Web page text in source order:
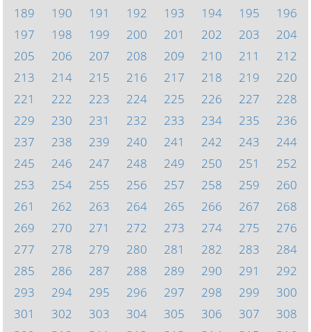
189
190 191 192 193 194 195
196
197
198 199 200 201 202 203
204
205
206 207 208 209 210 211
212
213
214 215 216 217 218 219
220
221
222 223 224 225 226 227
228
229
230 231 232 233 234 235
236
237
238 239 240 241 242 243
244
245
246 247 248 249 250 251
252
253
254 255 256 257 258 259
260
261
262 263 264 265 266 267
268
269
270 271 272 273 274 275
276
277
278 279 280 281 282 283
284
285
286 287 288 289 290 291
292
293
294 295 296 297 298 299
300
301
302 303 304 305 306 307
308